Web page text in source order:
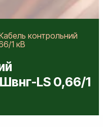
контрольний
1 кВ
LS 0,66/1